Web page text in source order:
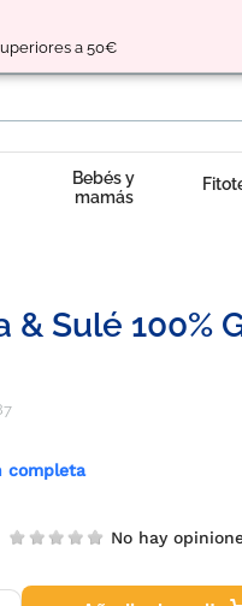
a 50€
Bebés y
mamás
& Sulé 100%
completa
No hay